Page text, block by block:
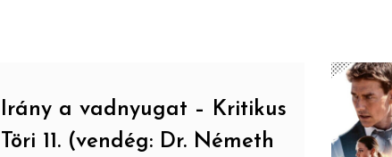
Irány a vadnyugat – Kritikus
Töri 11. (vendég: Dr. Németh